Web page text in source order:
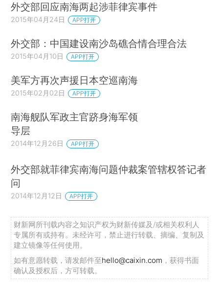
外交部回应南海两起涉菲律宾事件
2015年04月24日 APP打开
外交部：中国建设南沙岛礁合情合理合法
2015年04月10日 APP打开
美军方再次声援日本空巡南海
2015年02月02日 APP打开
南海舰队军政主官跻身海军领
导层
2014年12月26日 APP打开
外交部就菲律宾南海问题仲裁案管辖权答记者
问
2014年12月12日 APP打开
财新网所刊载内容之知识产权为财新传媒及/或相关权利人
专属所有或持有。未经许可，禁止进行转载、摘编、复制及
建立镜像等任何使用。
如有意愿转载，请发邮件至hello@caixin.com ，获得书面
确认及授权后，方可转载。